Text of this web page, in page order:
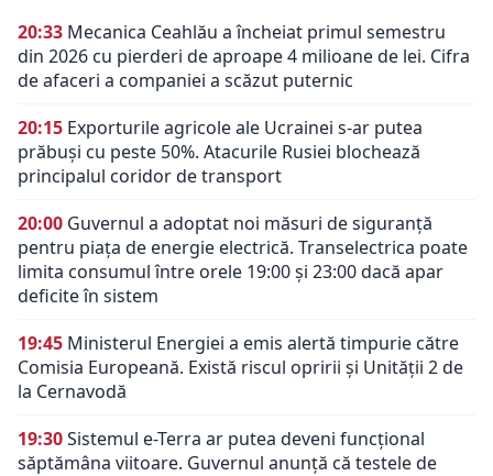
20:33 Mecanica Ceahlău a încheiat primul semestru
din 2026 cu pierderi de aproape 4 milioane de lei. Cifra
de afaceri a companiei a scăzut puternic
20:15 Exporturile agricole ale Ucrainei s-ar putea
prăbuși cu peste 50%. Atacurile Rusiei blochează
principalul coridor de transport
20:00 Guvernul a adoptat noi măsuri de siguranță
pentru piața de energie electrică. Transelectrica poate
limita consumul între orele 19:00 și 23:00 dacă apar
deficite în sistem
19:45 Ministerul Energiei a emis alertă timpurie către
Comisia Europeană. Există riscul opririi și Unității 2 de
la Cernavodă
19:30Sistemul e-Terra ar putea deveni funcțional
săptămâna viitoare. Guvernul anunță că testele de